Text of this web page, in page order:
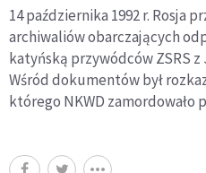
14 października 1992 r. Rosja
archiwaliów obarczających
katyńską przywódców ZSRS
Wśród dokumentów był
którego NKWD zamordowało